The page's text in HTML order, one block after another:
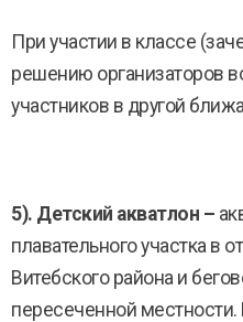
При участии в классе
решению организаторов
участников в другой
5). Детский акватлон –
плавательного участка в
Витебского района и
пересеченной